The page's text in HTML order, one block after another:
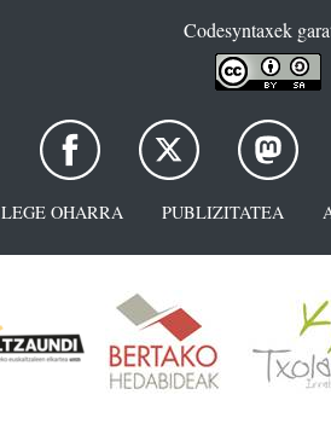
Codesyntaxek
LEGE OHARRA PUBLIZITATEA